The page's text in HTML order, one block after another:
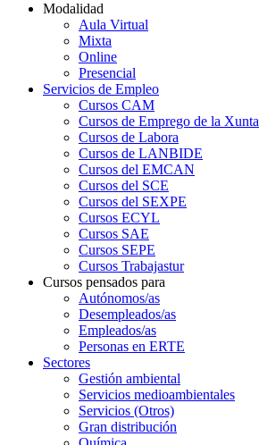
Modalidad
Aula Virtual
Mixta
Online
Presencial
Servicios de Empleo
Cursos CAM
Cursos de Emprego de la Xunta
Cursos de Labora
Cursos de LANBIDE
Cursos del EMCAN
Cursos del SCE
Cursos del SEXPE
Cursos ECYL
Cursos SAE
Cursos SEPE
Cursos Trabajastur
Cursos pensados para
Autónomos/as
Desempleados/as
Empleados/as
Personas en ERTE
Sectores
Gestión ambiental
Servicios medioambientales
Servicios (Otros)
Gran distribución